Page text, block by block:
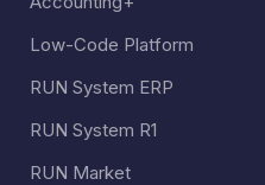
Low-Code Platform
RUN System ERP
RUN System R1
RUN Market